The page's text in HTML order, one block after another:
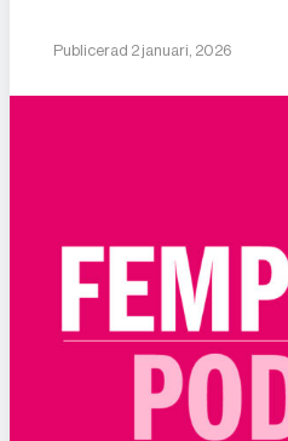
Publicerad 2 januari, 2026